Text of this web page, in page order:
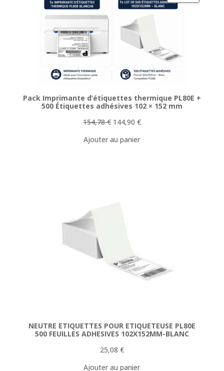
EN
Pack Imprimante d’étiquettes thermique PL80E +
500 Étiquettes adhésives 102 × 152 mm
154,78€ Le
initial
144,90 €Le
Ajouter au panier
NEUTRE ETIQUETTES POUR ETIQUETEUSE PL80E
500 FEUILLES ADHESIVES 102X152MM-BLANC
25,08 €
Ajouter au panier